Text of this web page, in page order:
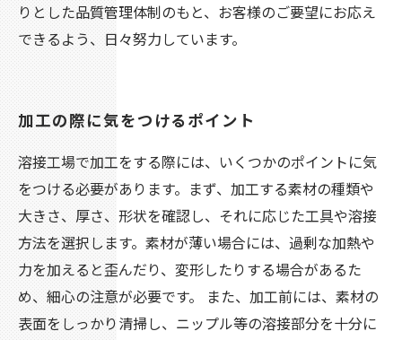
りとした品質管理体制のもと、お客様のご要望にお応え
できるよう、日々努力しています。
加工の際に気をつけるポイント
溶接工場で加工をする際には、いくつかのポイントに気
をつける必要があります。まず、加工する素材の種類や
大きさ、厚さ、形状を確認し、それに応じた工具や溶接
方法を選択します。素材が薄い場合には、過剰な加熱や
力を加えると歪んだり、変形したりする場合があるた
め、細心の注意が必要です。 また、加工前には、素材の
表面をしっかり清掃し、ニップル等の溶接部分を十分に